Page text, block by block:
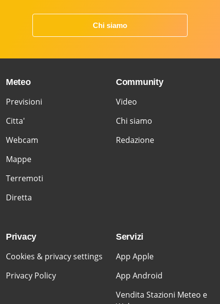
Chi siamo
Meteo
Previsioni
Citta'
Webcam
Mappe
Terremoti
Diretta
Community
Video
Chi siamo
Redazione
Privacy
Cookies & privacy settings
Privacy Policy
Servizi
App Apple
App Android
Vendita Stazioni Meteo e